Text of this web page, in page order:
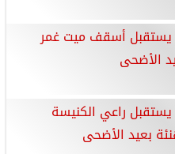
يستقبل أسقف ميت غمر
الأضحى
راعي الكنيسة
بعيد الأضحى